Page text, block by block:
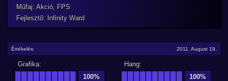
Műfaj: Akció, FPS
Fejlesztő: Infinity Ward
Értékelés: 2011. August 19.
Grafika:
100%
Hang:
100%